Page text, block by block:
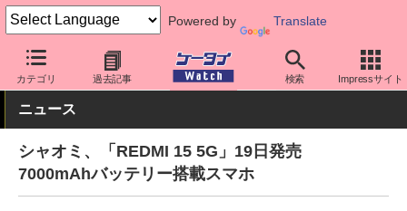
Powered by Translate
カテゴリ 過去記事 検索 Impressサイト
ケータイ Watch OS Android シャオミ
ニュース
シャオミ、「REDMI 15 5G」19日発売
7000mAhバッテリー搭載スマホ